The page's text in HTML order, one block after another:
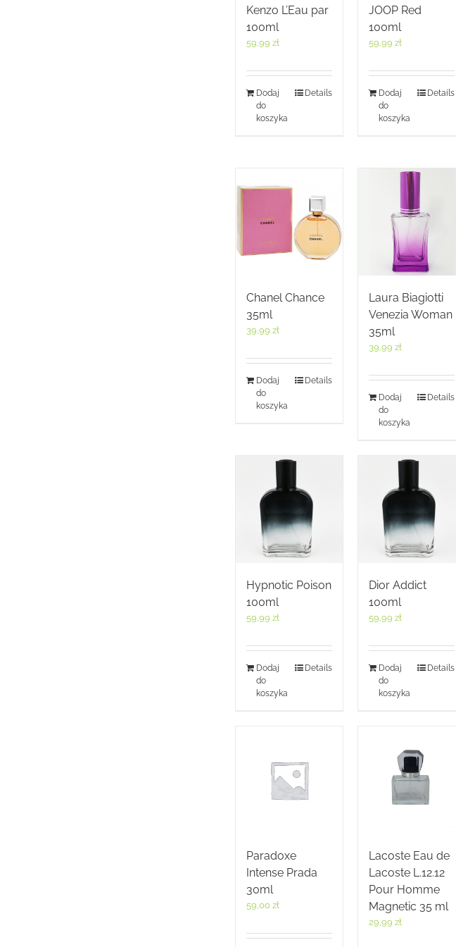
Kenzo L’Eau par
100ml
59,99 zł
Dodaj
do
koszyka
Details
JOOP Red
100ml
59,99 zł
Dodaj
do
koszyka
Details
Chanel Chance
35ml
39,99 zł
Dodaj
do
koszyka
Details
Laura Biagiotti
Venezia Woman
35ml
39,99 zł
Dodaj
do
koszyka
Details
Hypnotic Poison
100ml
59,99 zł
Dodaj
do
koszyka
Details
Dior Addict
100ml
59,99 zł
Dodaj
do
koszyka
Details
Paradoxe
Intense Prada
30ml
59,00 zł
Lacoste Eau de
Lacoste L.12.12
Pour Homme
Magnetic 35 ml
29,99 zł